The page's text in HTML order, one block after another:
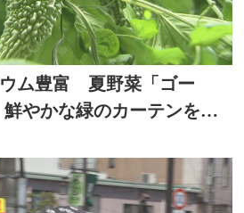
ム豊富 夏野菜「ゴー
やかな緑のカーテンをか
分